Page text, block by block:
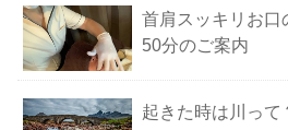
首肩スッキリお口
50分のご案内
起きた時は川って